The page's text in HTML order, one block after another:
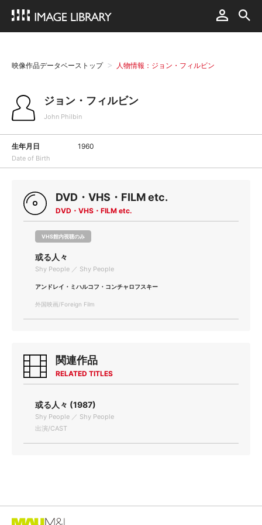
映像作品データベーストップ 人物情報：ジョン・フィルビン
ジョン・フィルビン
John Philbin
生年月日
Date of Birth
1960
DVD・VHS・FILM etc.
DVD・VHS・FILM etc.
VHS館内視聴のみ
或る人々
Shy People ／ Shy People
アンドレイ・ミハルコフ・コンチャロフスキー
外国映画/Foreign Film
関連作品
RELATED TITLES
或る人々 (1987)
Shy People ／ Shy People
出演/CAST